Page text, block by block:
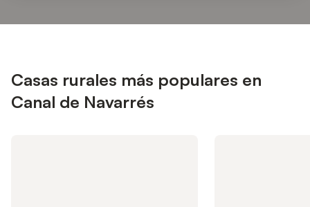
Casas rurales más populares en
Canal de Navarrés